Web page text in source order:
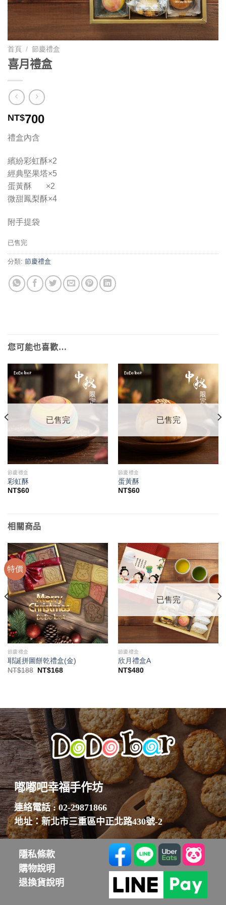
首頁 / 節慶禮盒
喜月禮盒
NT$700
禮盒內含
繽紛彩虹酥×2
經典堅果塔×5
蛋黃酥 ×2
微甜鳳梨酥×4
附手提袋
已售完
分類: 節慶禮盒
您可能也喜歡…
已售完
節慶禮盒
彩虹酥
NT$60
已售完
節慶禮盒
蛋黃酥
NT$60
相關商品
特價
節慶禮盒
耶誕拼圖餅乾禮盒(金)
NT$188
原
NT$168目
已售完
節慶禮盒
欣月禮盒A
NT$480
嘟嘟吧幸福手作坊
連絡電話 : 02-29871866
地址：新北市三重區中正北路430號-2
隱私條款
購物說明
退換貨說明